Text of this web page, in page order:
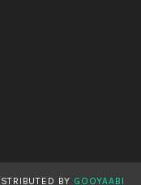
BY GOOYAABI